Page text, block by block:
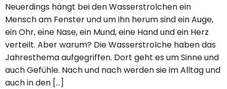
Neuerdings hängt bei den Wasserstrolchen ein
Mensch am Fenster und um ihn herum sind ein Auge,
ein Ohr, eine Nase, ein Mund, eine Hand und ein Herz
verteilt. Aber warum? Die Wasserstrolche haben das
Jahresthema aufgegriffen. Dort geht es um Sinne und
auch Gefühle. Nach und nach werden sie im Alltag und
auch in den […]